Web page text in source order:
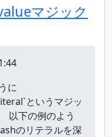
マジック
に
というマジッ
以下の例のよう
のリテラルを深